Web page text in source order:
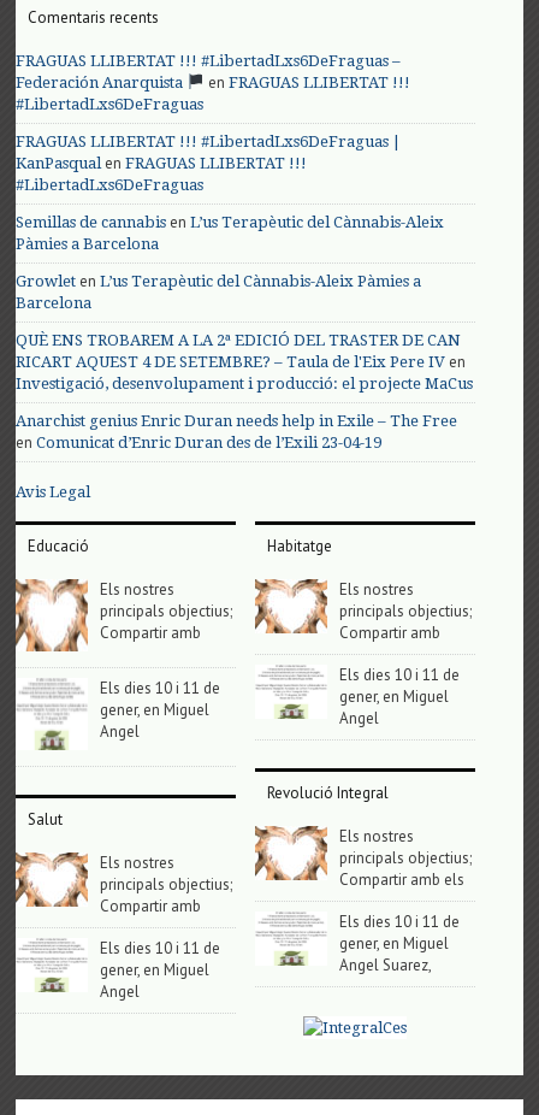
Comentaris recents
FRAGUAS LLIBERTAT !!! #LibertadLxs6DeFraguas –
Federación Anarquista
enFRAGUAS LLIBERTAT !!!
#LibertadLxs6DeFraguas
FRAGUAS LLIBERTAT !!! #LibertadLxs6DeFraguas |
KanPasqualenFRAGUAS LLIBERTAT !!!
#LibertadLxs6DeFraguas
Semillas de cannabis enL’us Terapèutic del Cànnabis-Aleix
Pàmies a Barcelona
Growlet enL’us Terapèutic del Cànnabis-Aleix Pàmies a
Barcelona
QUÈ ENS TROBAREM A LA 2ª EDICIÓ DEL TRASTER DE CAN
RICART AQUEST 4 DE SETEMBRE? – Taula de l'Eix Pere IV en
Investigació, desenvolupament i producció: el projecte MaCus
Anarchist genius Enric Duran needs help in Exile – The Free
enComunicat d’Enric Duran des de l’Exili 23-04-19
Avis Legal
Educació
Els nostres
principals objectius;
Compartir amb
Els dies 10 i 11 de
gener, en Miguel
Angel
Salut
Els nostres
principals objectius;
Compartir amb
Els dies 10 i 11 de
gener, en Miguel
Angel
Habitatge
Els nostres
principals objectius;
Compartir amb
Els dies 10 i 11 de
gener, en Miguel
Angel
Revolució Integral
Els nostres
principals objectius;
Compartir amb els
Els dies 10 i 11 de
gener, en Miguel
Angel Suarez,